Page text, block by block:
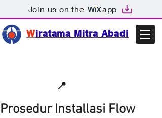
Join us on the app
Wiratama Mitra Abadi
📍
Prosedur Installasi Flow